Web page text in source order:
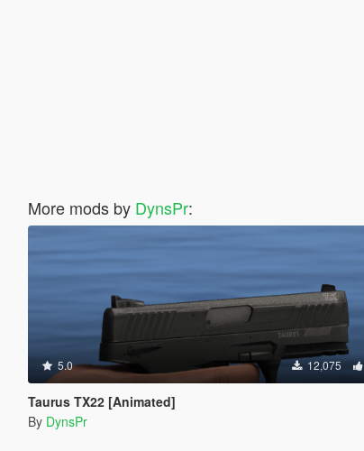
More mods by DynsPr:
5.0 12,075
Taurus TX22 [Animated]
By DynsPr